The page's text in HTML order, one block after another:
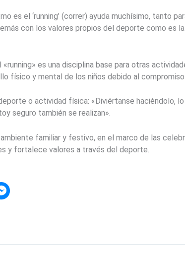
es el ‘running’ (correr) ayuda muchísimo, tanto
con los valores propios del deporte como es
es una disciplina base para otras
físico y mental de los niños debido al compromiso
o actividad física: «Diviértanse
seguro también se realizan».
familiar y festivo, en el marco de las
y fortalece valores a través del deporte.